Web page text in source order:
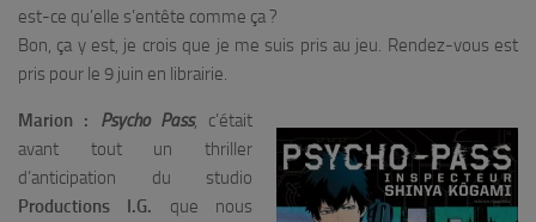
est-ce qu’elle s’entête comme ça ?
Bon, ça y est, je crois que je me suis pris au jeu. Rendez-vous est
pris pour le 9 juin en librairie.
Marion : Psycho Pass, c’était
avant tout un thriller
d’anticipation du studio
Productions I.G. que nous